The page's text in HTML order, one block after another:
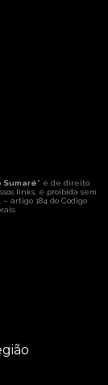
Sumaré" é de direito
links, é proibida sem
artigo 184 do Código